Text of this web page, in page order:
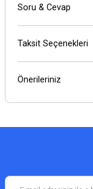
Soru & Cevap
Taksit Seçenekleri
Önerileriniz